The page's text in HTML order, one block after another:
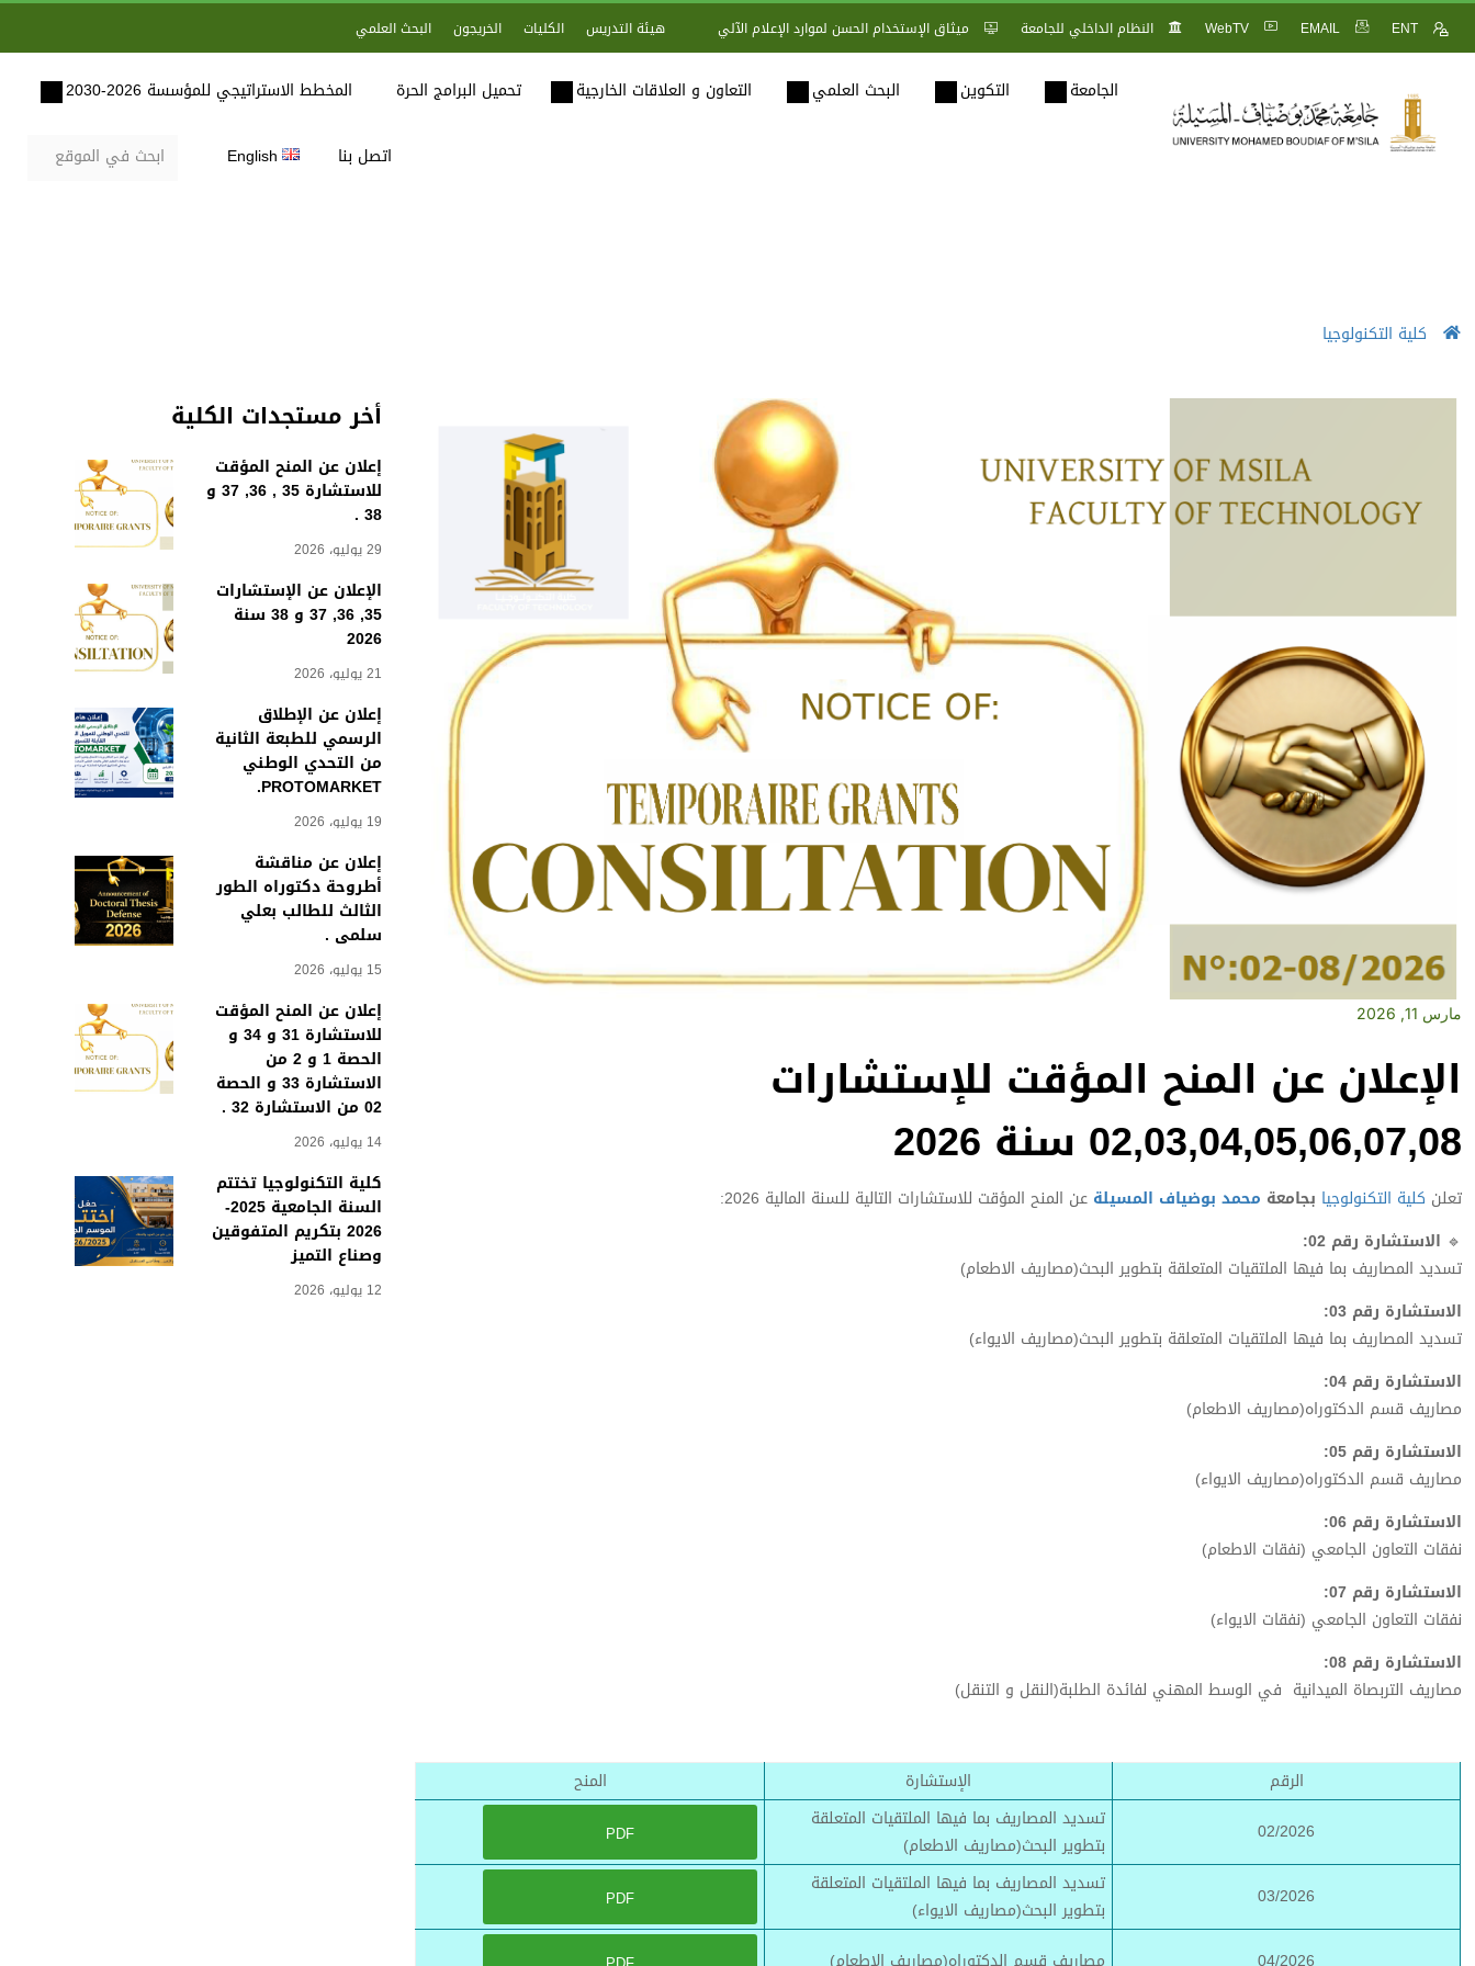
ENT
EMAIL
WebTV النظام الداخلي للجامعة ميثاق الإستخدام الحسن لموارد الإعلام الآلي هيئة التدريس الكليات الخريجون البحث العلمي
الجامعة التكوين البحث العلمي التعاون و العلاقات الخارجية تحميل البرامج الحرة المخطط الاستراتيجي للمؤسسة 2026-2030
اتصل بنا English
كلية التكنولوجيا
أخر مستجدات الكلية
إعلان عن المنح المؤقت
للاستشارة 35 , 36, 37 و
38 .
29 يوليو، 2026
الإعلان عن الإستشارات
35, 36, 37 و 38 سنة
2026
21 يوليو، 2026
إعلان عن الإطلاق
الرسمي للطبعة الثانية
من التحدي الوطني
PROTOMARKET.
19 يوليو، 2026
إعلان عن مناقشة
أطروحة دكتوراه الطور
الثالث للطالب بعلي
سلمى .
15 يوليو، 2026
إعلان عن المنح المؤقت
للاستشارة 31 و 34 و
الحصة 1 و 2 من
الاستشارة 33 و الحصة
02 من الاستشارة 32 .
14 يوليو، 2026
كلية التكنولوجيا تختتم
السنة الجامعية 2025-
2026 بتكريم المتفوقين
وصناع التميز
12 يوليو، 2026
مارس 11, 2026
الإعلان عن المنح المؤقت للإستشارات
02,03,04,05,06,07,08 سنة 2026
تعلن كلية التكنولوجيا بجامعة محمد بوضياف المسيلة عن المنح المؤقت للاستشارات التالية للسنة المالية 2026:
🔹 الاستشارة رقم 02:
تسديد المصاريف بما فيها الملتقيات المتعلقة بتطوير البحث(مصاريف الاطعام)
الاستشارة رقم 03:
تسديد المصاريف بما فيها الملتقيات المتعلقة بتطوير البحث(مصاريف الايواء)
الاستشارة رقم 04:
مصاريف قسم الدكتوراه(مصاريف الاطعام)
الاستشارة رقم 05:
مصاريف قسم الدكتوراه(مصاريف الايواء)
الاستشارة رقم 06:
نفقات التعاون الجامعي (نفقات الاطعام)
الاستشارة رقم 07:
نفقات التعاون الجامعي (نفقات الايواء)
الاستشارة رقم 08:
مصاريف التربصاة الميدانية في الوسط المهني لفائدة الطلبة(النقل و التنقل)
الرقم الإستشارة
المنح
02/2026
تسديد المصاريف بما فيها الملتقيات المتعلقة
بتطوير البحث(مصاريف الاطعام)
PDF
03/2026
تسديد المصاريف بما فيها الملتقيات المتعلقة
بتطوير البحث(مصاريف الايواء)
PDF